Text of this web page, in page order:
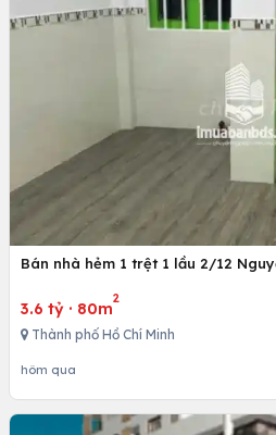
Bán nhà hẻm 1 trệt 1 lầu 2/12
3.6 tỷ · 80m
2
Thành phố Hồ Chí Minh
hôm qua